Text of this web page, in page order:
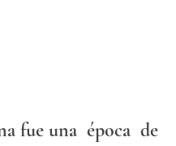
fue una época de